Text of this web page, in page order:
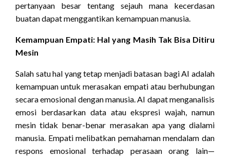
pertanyaan besar tentang sejauh mana kecerdasan
buatan dapat menggantikan kemampuan manusia.
Kemampuan Empati: Hal yang Masih Tak Bisa Ditiru
Mesin
Salah satu hal yang tetap menjadi batasan bagi AI adalah
kemampuan untuk merasakan empati atau berhubungan
secara emosional dengan manusia. AI dapat menganalisis
emosi berdasarkan data atau ekspresi wajah, namun
mesin tidak benar-benar merasakan apa yang dialami
manusia. Empati melibatkan pemahaman mendalam dan
respons emosional terhadap perasaan orang lain—